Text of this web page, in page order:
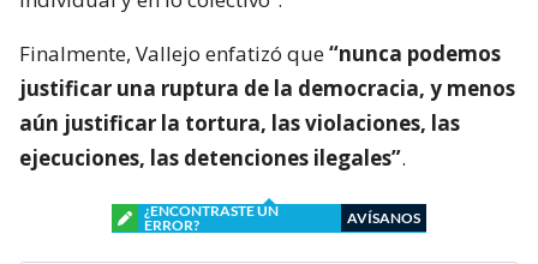
Finalmente, Vallejo enfatizó que“nunca podemos
justificar una ruptura de la democracia, y menos
aún justificar la tortura, las violaciones, las
ejecuciones, las detenciones ilegales”.
¿ENCONTRASTE UN
ERROR?
AVÍSANOS